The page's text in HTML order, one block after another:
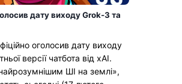
дату виходу Grok-3 та
оголосив дату виходу
версії чатбота від xAI.
ШІ на землі»,